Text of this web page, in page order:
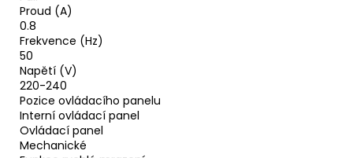
Proud (A)
0.8
Frekvence (Hz)
50
Napětí (V)
220-240
Pozice ovládacího panelu
Interní ovládací panel
Ovládací panel
Mechanické